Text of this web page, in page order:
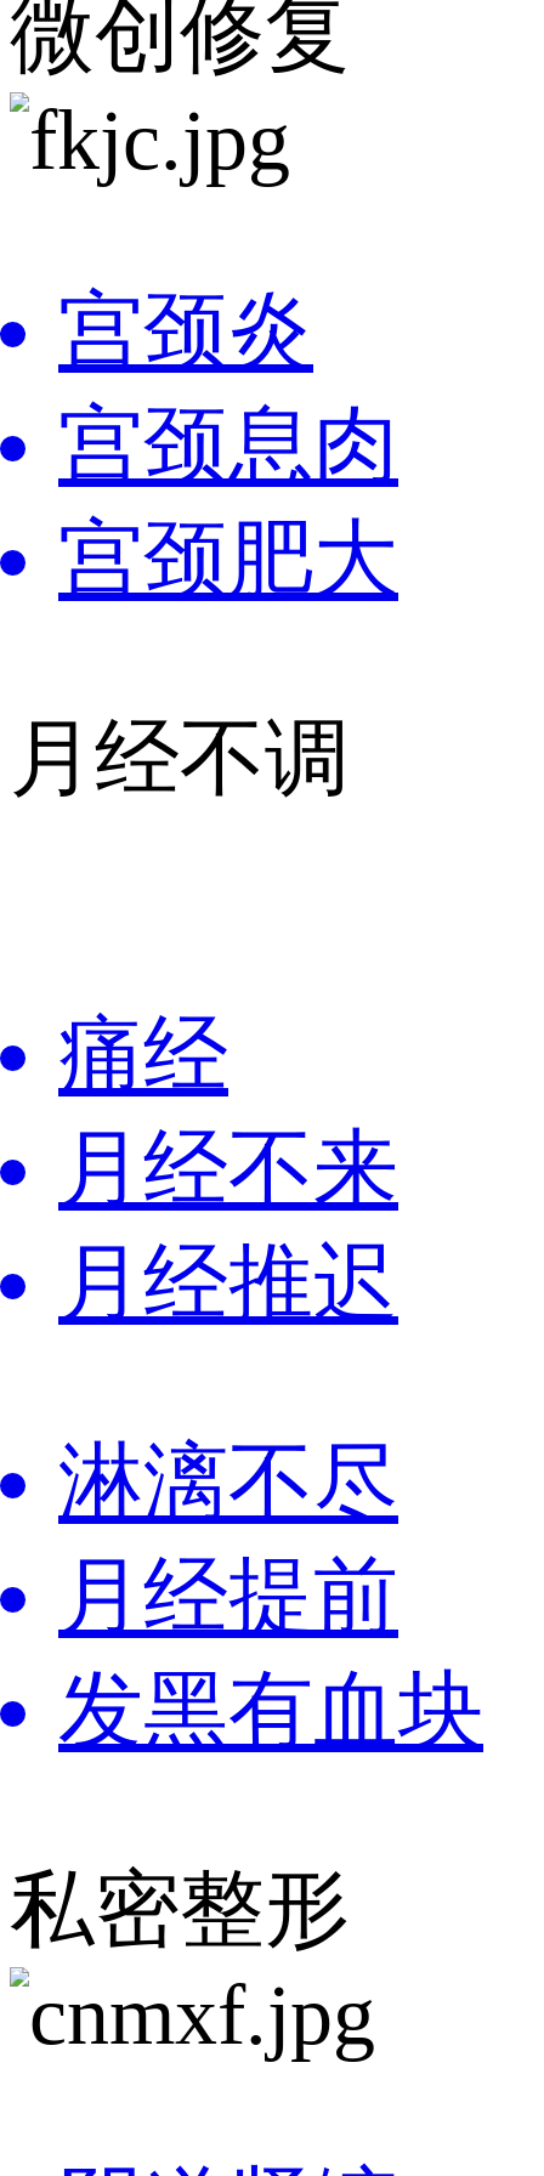
微创修复
宫颈炎
宫颈息肉
宫颈肥大
月经不调
痛经
月经不来
月经推迟
淋漓不尽
月经提前
发黑有血块
私密整形